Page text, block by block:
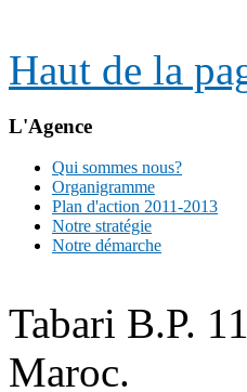
Haut de la
L'Agence
Qui sommes nous?
Organigramme
Plan d'action 2011-2013
Notre stratégie
Notre démarche
Tabari B.P.
Maroc.